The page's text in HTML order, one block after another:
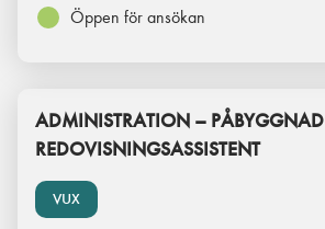
Öppen för ansökan
VUX
ADMINISTRATION – PÅBYGGNAD
REDOVISNINGSASSISTENT